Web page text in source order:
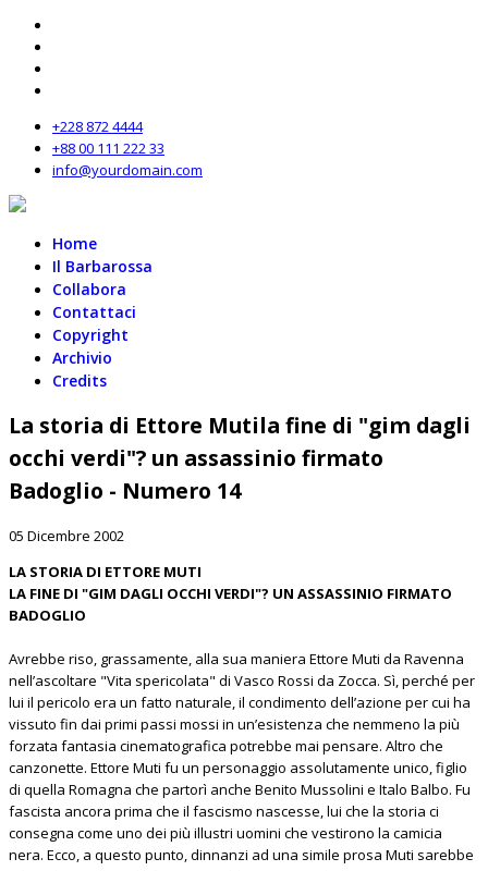
+228 872 4444
+88 00 111 222 33
info@yourdomain.com
Home
Il Barbarossa
Collabora
Contattaci
Copyright
Archivio
Credits
La storia di Ettore Mutila fine di "gim dagli
occhi verdi"? un assassinio firmato
Badoglio - Numero 14
05 Dicembre 2002
LA STORIA DI ETTORE MUTI
LA FINE DI "GIM DAGLI OCCHI VERDI"? UN ASSASSINIO FIRMATO
BADOGLIO
Avrebbe riso, grassamente, alla sua maniera Ettore Muti da Ravenna
nell’ascoltare "Vita spericolata" di Vasco Rossi da Zocca. Sì, perché per
lui il pericolo era un fatto naturale, il condimento dell’azione per cui ha
vissuto fin dai primi passi mossi in un’esistenza che nemmeno la più
forzata fantasia cinematografica potrebbe mai pensare. Altro che
canzonette. Ettore Muti fu un personaggio assolutamente unico, figlio
di quella Romagna che partorì anche Benito Mussolini e Italo Balbo. Fu
fascista ancora prima che il fascismo nascesse, lui che la storia ci
consegna come uno dei più illustri uomini che vestirono la camicia
nera. Ecco, a questo punto, dinnanzi ad una simile prosa Muti sarebbe